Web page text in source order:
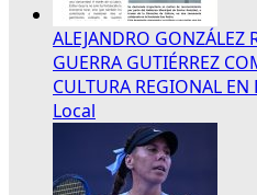
ALEJANDRO GONZÁLEZ
GUERRA GUTIÉRREZ
CULTURA REGIONAL
Local